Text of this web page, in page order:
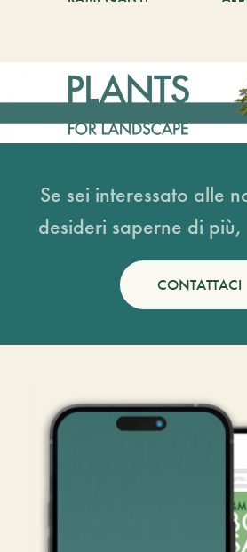
Se sei interessato alle
desideri saperne di
CONTATTACI